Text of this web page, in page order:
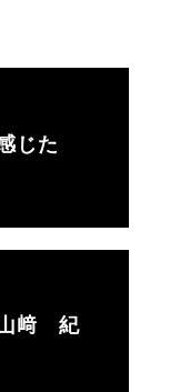
じた
山﨑 紀